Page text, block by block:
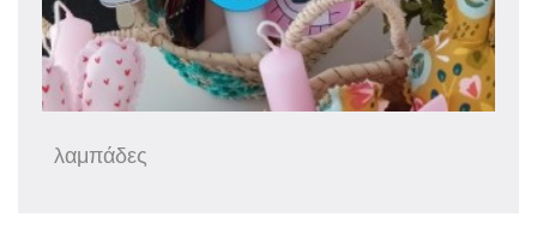
λαμπάδες